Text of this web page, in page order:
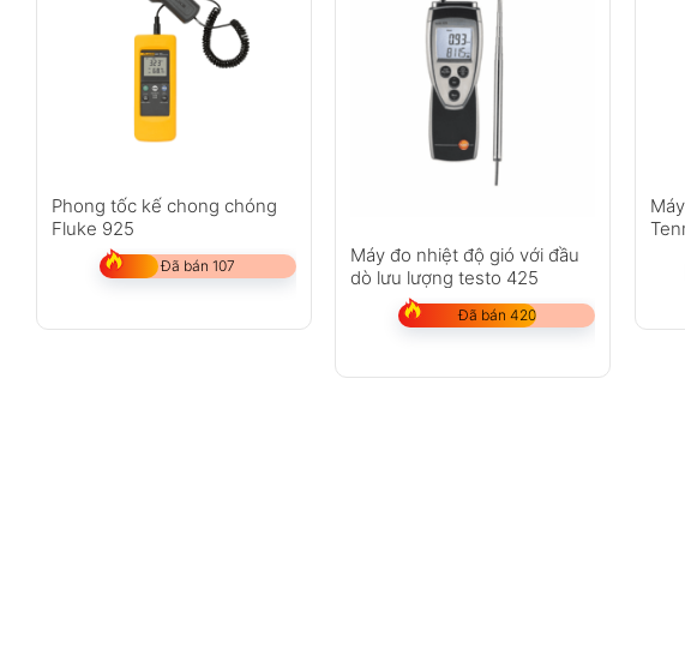
Phong tốc kế chong chóng
Fluke 925
Đã bán 107
Máy đo nhiệt độ gió với đầu
dò lưu lượng testo 425
Đã bán 420